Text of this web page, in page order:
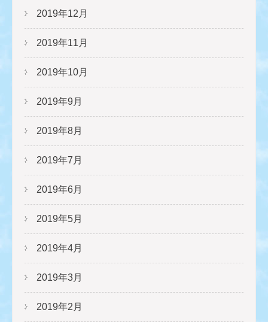
2019年12月
2019年11月
2019年10月
2019年9月
2019年8月
2019年7月
2019年6月
2019年5月
2019年4月
2019年3月
2019年2月